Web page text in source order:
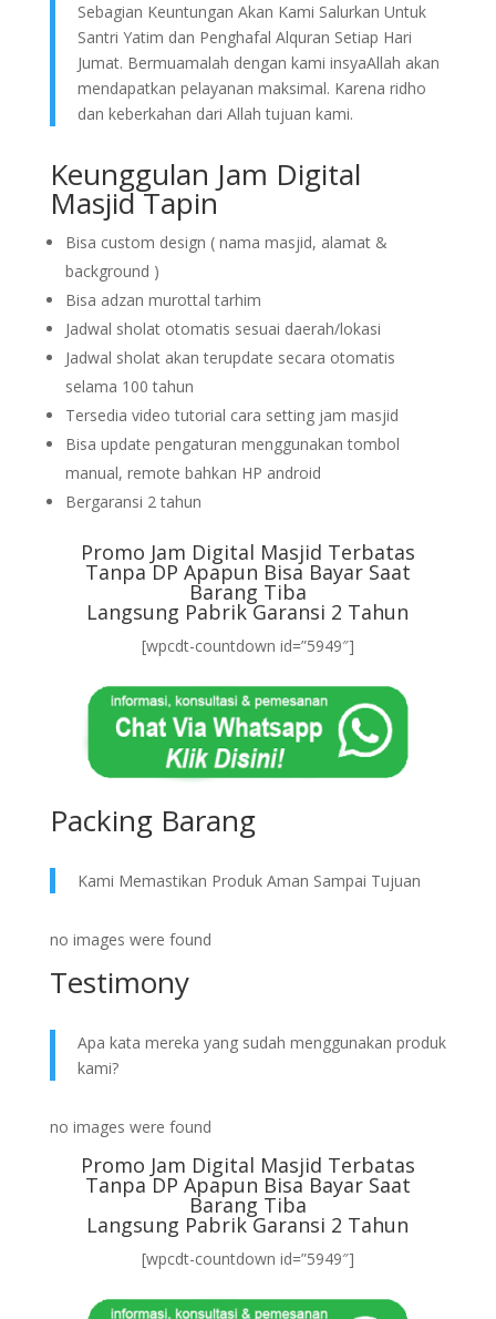
Sebagian Keuntungan Akan Kami Salurkan Untuk
Santri Yatim dan Penghafal Alquran Setiap Hari
Jumat. Bermuamalah dengan kami insyaAllah akan
mendapatkan pelayanan maksimal. Karena ridho
dan keberkahan dari Allah tujuan kami.
Keunggulan Jam Digital
Masjid Tapin
Bisa custom design ( nama masjid, alamat &
background )
Bisa adzan murottal tarhim
Jadwal sholat otomatis sesuai daerah/lokasi
Jadwal sholat akan terupdate secara otomatis
selama 100 tahun
Tersedia video tutorial cara setting jam masjid
Bisa update pengaturan menggunakan tombol
manual, remote bahkan HP android
Bergaransi 2 tahun
Promo Jam Digital Masjid Terbatas
Tanpa DP Apapun Bisa Bayar Saat
Barang Tiba
Langsung Pabrik Garansi 2 Tahun
[wpcdt-countdown id=”5949″]
Packing Barang
Kami Memastikan Produk Aman Sampai Tujuan
no images were found
Testimony
Apa kata mereka yang sudah menggunakan produk
kami?
no images were found
Promo Jam Digital Masjid Terbatas
Tanpa DP Apapun Bisa Bayar Saat
Barang Tiba
Langsung Pabrik Garansi 2 Tahun
[wpcdt-countdown id=”5949″]